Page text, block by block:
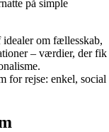
på simple
om fællesskab,
– værdier, der fik
for rejse: enkel, social